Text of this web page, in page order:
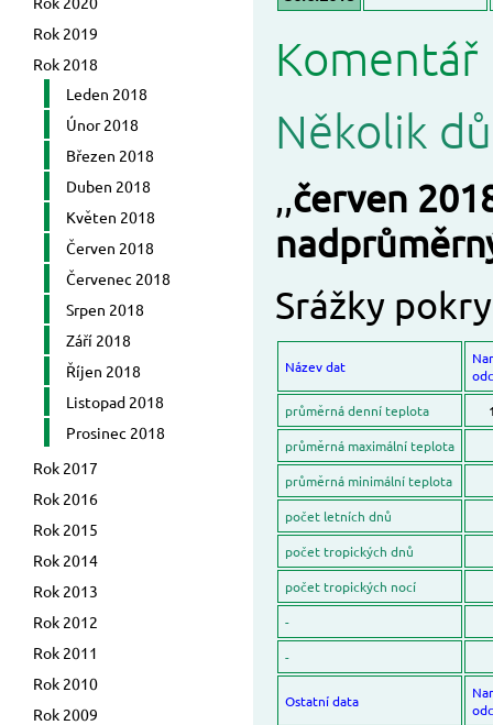
Rok 2019
Rok 2018
Leden 2018
Únor 2018
Březen 2018
Duben 2018
Květen 2018
Červen 2018
Červenec 2018
Srpen 2018
Září 2018
Říjen 2018
Listopad 2018
Prosinec 2018
Rok 2017
Rok 2016
Rok 2015
Rok 2014
Rok 2013
Rok 2012
Rok 2011
Rok 2010
Rok 2009
Několik
,,červen
Srážky
Název dat
průměrná denní teplota
průměrná maximální teplota
průměrná minimální teplota
počet letních dnů
počet tropických dnů
počet tropických nocí
-
-
Ostatní data